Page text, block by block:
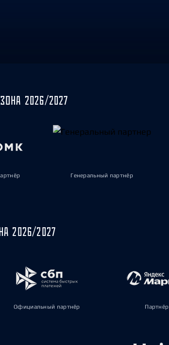
2026/2027
Генеральный партнёр
2026/2027
Официальный партнёр Партнёр